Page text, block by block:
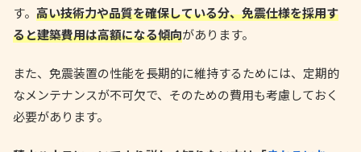
す。 高い技術力や品質を確保している分、免震仕様を採用す
ると建築費用は高額になる傾向があります。
また、免震装置の性能を長期的に維持するためには、定期的
なメンテナンスが不可欠で、そのための費用も考慮しておく
必要があります。